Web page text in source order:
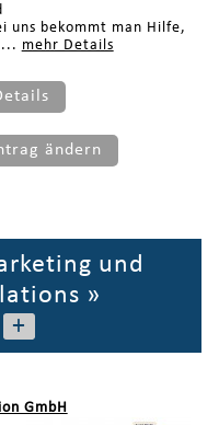
uns bekommt man Hilfe,
mehr Details
ändern
und
»
+
GmbH